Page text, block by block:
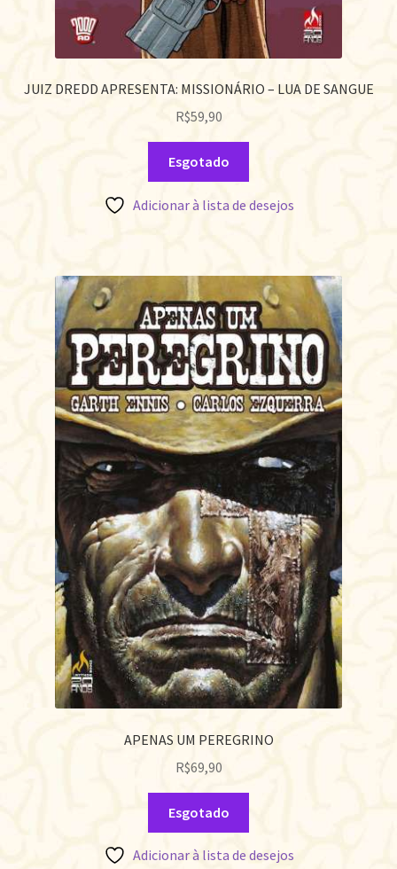
JUIZ DREDD APRESENTA: MISSIONÁRIO – LUA DE SANGUE
R$59,90
Esgotado
Adicionar à lista de desejos
APENAS UM PEREGRINO
R$69,90
Esgotado
Adicionar à lista de desejos